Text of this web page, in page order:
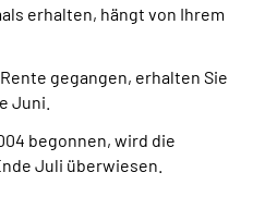
erhalten, hängt von Ihrem
gegangen, erhalten Sie
Juni.
begonnen, wird die
Juli überwiesen.